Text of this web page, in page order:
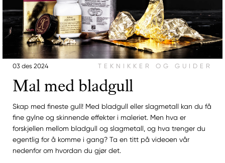
03 des 2024 TEKNIKKER OG GUIDER
Mal med bladgull
Skap med fineste gull! Med bladgull eller slagmetall kan du få
fine gylne og skinnende effekter i maleriet. Men hva er
forskjellen mellom bladgull og slagmetall, og hva trenger du
egentlig for å komme i gang? Ta en titt på videoen vår
nedenfor om hvordan du gjør det.